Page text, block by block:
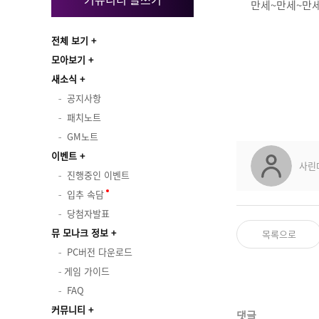
전체 보기
모아보기
새소식
공지사항
패치노트
GM노트
이벤트
진행중인 이벤트
입추 속담
당첨자발표
뮤 모나크 정보
PC버전 다운로드
게임 가이드
FAQ
커뮤니티
만세~만세~만
사린
목록으로
댓글